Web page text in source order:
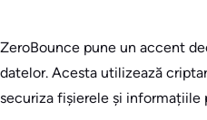
ZeroBounce pune un accent
datelor. Acesta utilizează
securiza fișierele și informațiile